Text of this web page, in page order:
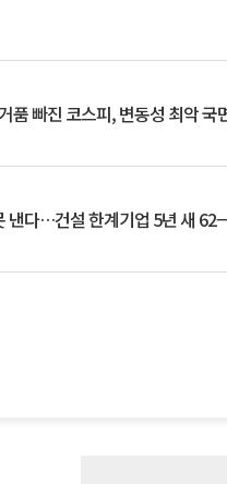
품 빠진 코스피, 변동성 최악 국
낸다…건설 한계기업 5년 새